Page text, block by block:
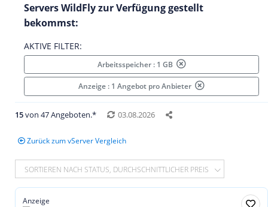
Servers WildFly zur Verfügung gestellt
bekommst:
AKTIVE FILTER:
Arbeitsspeicher : 1 GB
Anzeige : 1 Angebot pro Anbieter
15von 47 Angeboten.* 03.08.2026
Zurück zum vServer Vergleich
SORTIEREN NACH STATUS, DURCHSCHNITTLICHER PREIS
Anzeige